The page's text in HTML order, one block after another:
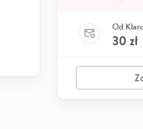
Od
30 zł